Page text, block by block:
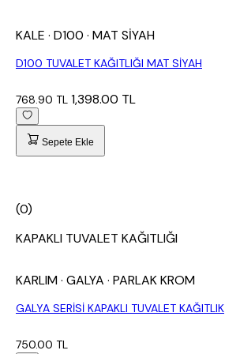
KALE · D100 · MAT SİYAH
D100 TUVALET KAĞITLIĞI MAT SİYAH
768.90 TL 1,398.00 TL
Sepete Ekle
(0)
KAPAKLI TUVALET KAĞITLIĞI
KARLIM· GALYA · PARLAK KROM
GALYA SERİSİ KAPAKLI TUVALET KAĞITLIK
750.00 TL